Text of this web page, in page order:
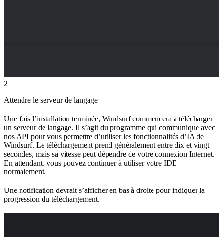
2
Attendre le serveur de langage
Une fois l’installation terminée, Windsurf commencera à télécharger
un serveur de langage. Il s’agit du programme qui communique avec
nos API pour vous permettre d’utiliser les fonctionnalités d’IA de
Windsurf. Le téléchargement prend généralement entre dix et vingt
secondes, mais sa vitesse peut dépendre de votre connexion Internet.
En attendant, vous pouvez continuer à utiliser votre IDE
normalement.
Une notification devrait s’afficher en bas à droite pour indiquer la
progression du téléchargement.